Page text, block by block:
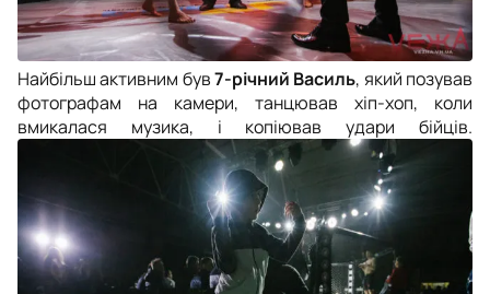
Найбільш активним був7-річний Василь, який позував
фотографам на камери, танцював хіп-хоп, коли
вмикалася музика, і копіював удари бійців.